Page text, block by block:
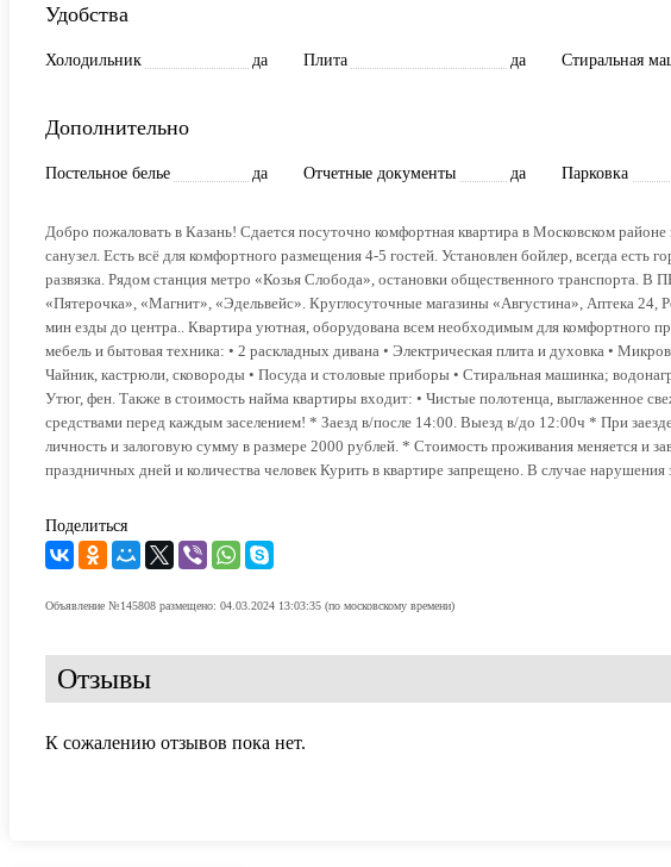
Удобства
Холодильник да Плита да Стиральная
Дополнительно
Постельное белье да Отчетные документы да Парковка
Добро пожаловать в Казань! Сдается посуточно комфортная квартира в Московском
санузел. Есть всё для комфортного размещения 4-5 гостей. Установлен бойлер, всегда
развязка. Рядом станция метро «Козья Слобода», остановки общественного
«Пятерочка», «Магнит», «Эдельвейс». Круглосуточные магазины «Августина», Аптека
мин езды до центра.. Квартира уютная, оборудована всем необходимым для комфортного
мебель и бытовая техника: • 2 раскладных дивана • Электрическая плита и духовка •
Чайник, кастрюли, сковороды • Посуда и столовые приборы • Стиральная машинка;
Утюг, фен. Также в стоимость найма квартиры входит: • Чистые полотенца, выглаженное
средствами перед каждым заселением! * Заезд в/после 14:00. Выезд в/до 12:00ч * При
личность и залоговую сумму в размере 2000 рублей. * Стоимость проживания меняется и
праздничных дней и количества человек Курить в квартире запрещено. В случае нарушения
Поделиться
Объявление №145808 размещено: 04.03.2024 13:03:35 (по московскому времени)
Отзывы
К сожалению отзывов пока нет.